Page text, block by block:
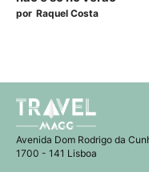
por Raquel Costa
Avenida Dom Rodrigo da
1700 - 141 Lisboa